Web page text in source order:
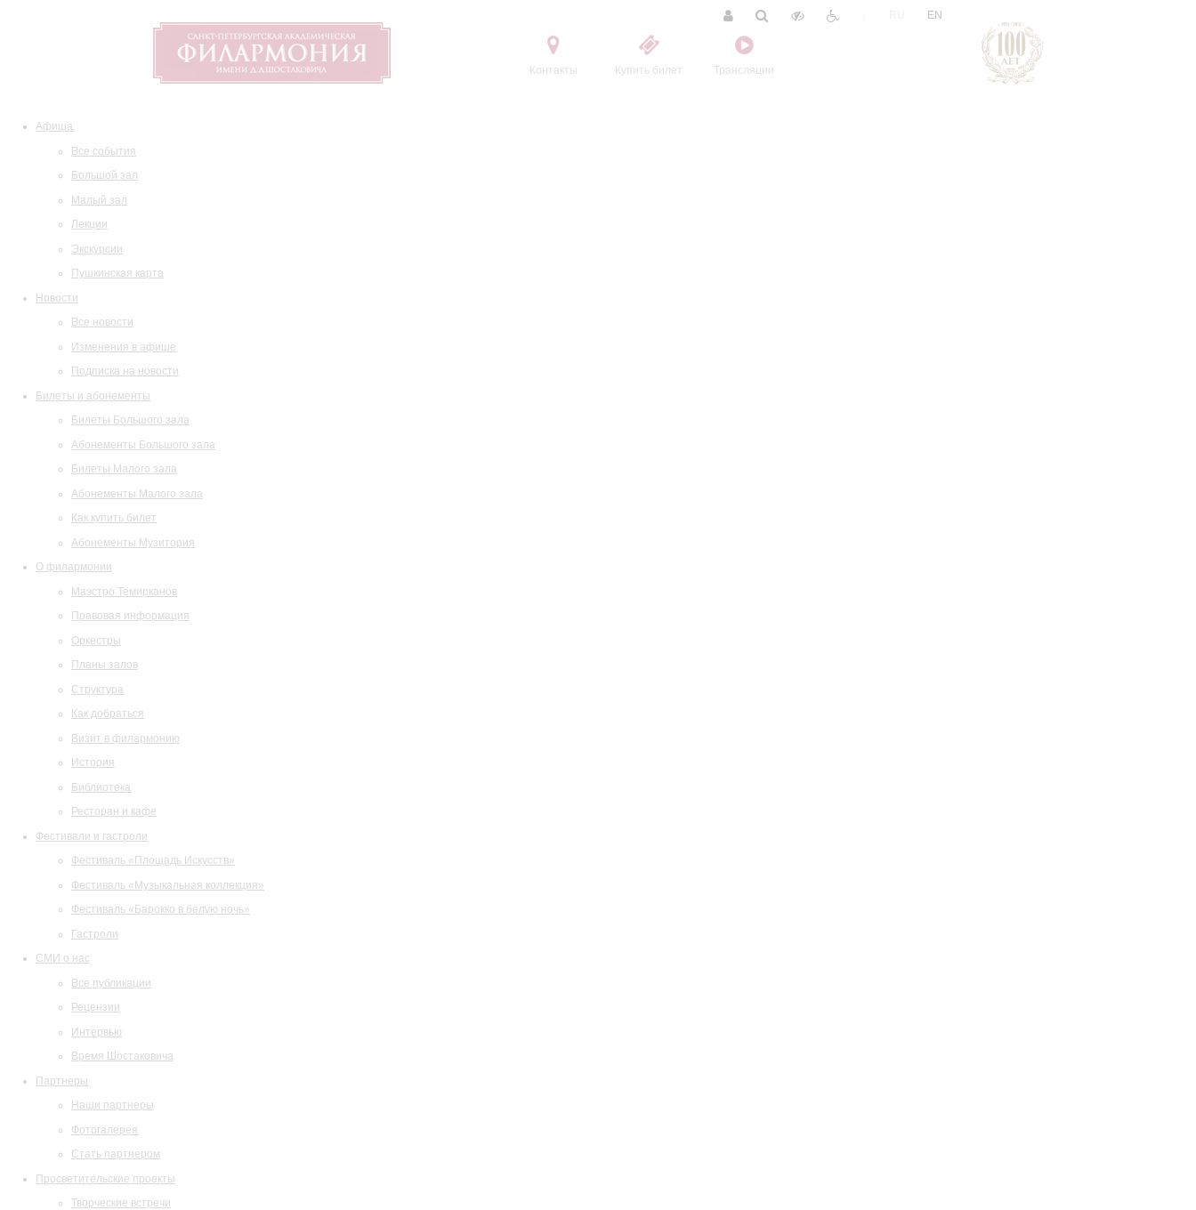
Контакты Купить билет Трансляции
EN
Афиша
Все события
Большой зал
Малый зал
Лекции
Экскурсии
Пушкинская карта
Новости
Все новости
Изменения в афише
Подписка на новости
Билеты и абонементы
Билеты Большого зала
Абонементы Большого зала
Билеты Малого зала
Абонементы Малого зала
Как купить билет
Абонементы Музитория
О филармонии
Маэстро Темирканов
Правовая информация
Оркестры
Планы залов
Структура
Как добраться
Визит в филармонию
История
Библиотека
Ресторан и кафе
Фестивали и гастроли
Фестиваль «Площадь Искусств»
Фестиваль «Музыкальная коллекция»
Фестиваль «Барокко в белую ночь»
Гастроли
СМИ о нас
Все публикации
Рецензии
Интервью
Время Шостаковича
Партнеры
Наши партнеры
Фотогалерея
Стать партнером
Просветительские проекты
Творческие встречи